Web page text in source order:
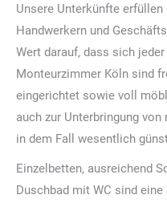
Unsere Unterkünfte
Handwerkern und
Wert darauf, dass sich
Monteurzimmer Köln sind
eingerichtet sowie voll
auch zur Unterbringung
in dem Fall wesentlich
Einzelbetten, ausreichend
Duschbad mit WC sind